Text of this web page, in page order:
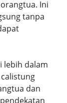
Ini
tanpa
lebih dalam
dan